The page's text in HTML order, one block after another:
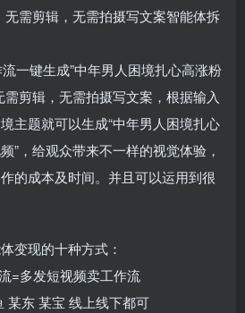
无需剪辑，无需拍摄写文案智能体拆
一键生成”中年男人困境扎心高涨粉
剪辑，无需拍摄写文案，根据输入
主题就可以生成“中年男人困境扎心
”，给观众带来不一样的视觉体验，
的成本及时间。并且可以运用到很
变现的十种方式：
=多发短视频卖工作流
某东 某宝 线上线下都可